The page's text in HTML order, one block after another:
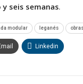
seis semanas.
modular leganés obras
Linkedin